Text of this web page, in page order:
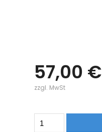
57,00 €
zzgl. MwSt